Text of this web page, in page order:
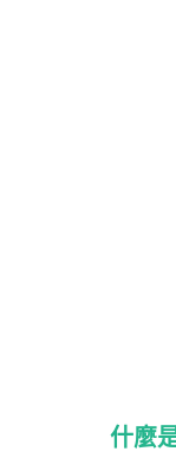
什麼